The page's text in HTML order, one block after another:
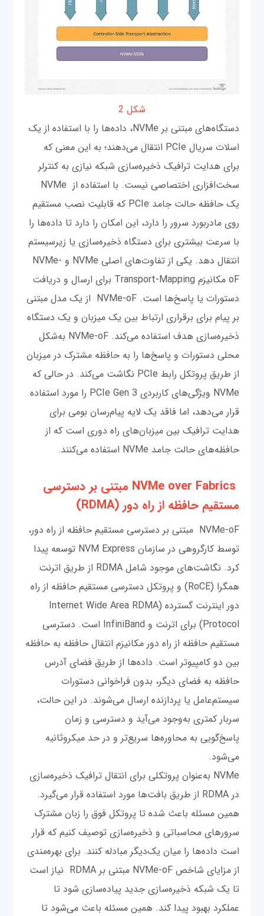
شکل 2
دستگاه‌های مبتنی بر NVMe، داده‌ها را با استفاده از یک
اسلات سریال PCIe انتقال می‌دهند؛ به این معنی که
برای هدایت ترافیک ذخیره‌سازی شبکه نیازی به کنترلر
سخت‌افزاری اختصاصی نیست. با استفاده از NVMe
یک حافظه حالت جامد PCIe که قابلیت نصب مستقیم
روی مادربورد سرور را دارد، این امکان را دارد تا داده‌ها را
با سرعت بیشتری برای دستگاه ذخیره‌سازی یا زیرسیستم
انتقال دهد. یکی از تفاوت‌های اصلی NVMe و NVMe-
oF مکانیزم Transport-Mapping برای ارسال و دریافت
دستورات یا پاسخ‌ها است. NVMe-oF از یک مدل مبتنی
بر پیام برای برقراری ارتباط بین یک میزبان و یک دستگاه
ذخیره‌سازی هدف استفاده می‌کند. NVMe-oF به‌شکل
محلی دستورات و پاسخ‌ها را به حافظه مشترک در میزبان
از طریق پروتکل رابط PCIe نگاشت می‌کند. در حالی که
NVMe ویژگی‌های کاربردی PCIe Gen 3 را مورد استفاده
قرار می‌دهد، اما فاقد یک لایه پیام‌رسان بومی برای
هدایت ترافیک بین میزبان‌های راه دوری است که از
حافظه‌های حالت جامد NVMe استفاده می‌کنند.
NVMe over Fabrics مبتنی بر دسترسی
مستقیم حافظه از راه دور (RDMA)
NVMe-oF مبتنی بر دسترسی مستقیم حافظه از راه دور،
توسط کارگروهی در سازمان NVM Express توسعه پیدا
کرد. نگاشت‌های موجود شامل RDMA از طریق اترنت
همگرا (RoCE) و پروتکل دسترسی مستقیم حافظه از راه
دور اینترنت گسترده (Internet Wide Area RDMA
Protocol) برای اترنت و InfiniBand است. دسترسی
مستقیم حافظه از راه دور مکانیزم انتقال حافظه به حافظه
بین دو کامپیوتر است. داده‌ها از طریق فضای آدرس
حافظه به فضای دیگر، بدون فراخوانی دستورات
سیستم‌عامل یا پردازنده ارسال می‌شوند. در این حالت،
سربار کمتری به‌وجود می‌آید و دسترسی و زمان
پاسخ‌گویی به محاوره‌ها سریع‌تر و در حد میکروثانیه
می‌شود.
NVMe به‌عنوان پروتکلی برای انتقال ترافیک ذخیره‌سازی
در RDMA از طریق بافت‌ها مورد استفاده قرار می‌گیرد.
همین مسئله باعث شده تا پروتکل فوق را زبان مشترک
سرورهای محاسباتی و ذخیره‌سازی توصیف کنیم که قرار
است داده‌ها را میان یک‌دیگر مبادله کنند. برای بهره‌مندی
از مزایای شاخص NVMe-oF مبتنی بر RDMA نیاز است
تا یک شبکه ذخیره‌سازی جدید پیاده‌سازی شود تا
عملکرد بهبود پیدا کند. همین مسئله باعث می‌شود تا